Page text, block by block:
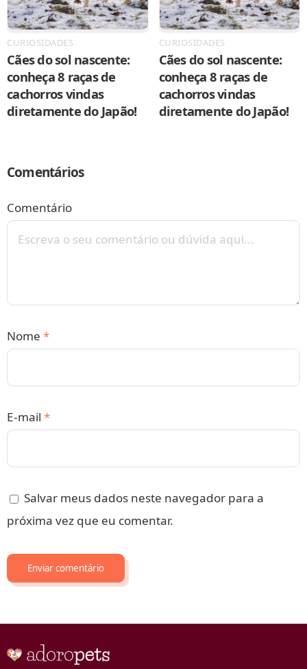
CURIOSIDADES
Cães do sol nascente:
conheça 8 raças de
cachorros vindas
diretamente do Japão!
CURIOSIDADES
Cães do sol nascente:
conheça 8 raças de
cachorros vindas
diretamente do Japão!
Comentários
Comentário
Nome *
E-mail *
Salvar meus dados neste navegador para a
próxima vez que eu comentar.